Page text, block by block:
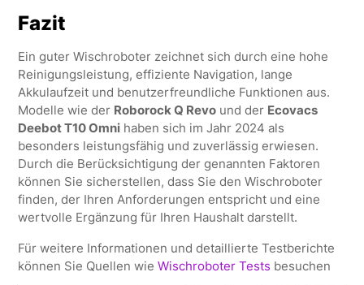
Fazit
Ein guter Wischroboter zeichnet sich durch eine hohe
Reinigungsleistung, effiziente Navigation, lange
Akkulaufzeit und benutzerfreundliche Funktionen aus.
Modelle wie der Roborock Q Revound der Ecovacs
Deebot T10 Omnihaben sich im Jahr 2024 als
besonders leistungsfähig und zuverlässig erwiesen.
Durch die Berücksichtigung der genannten Faktoren
können Sie sicherstellen, dass Sie den Wischroboter
finden, der Ihren Anforderungen entspricht und eine
wertvolle Ergänzung für Ihren Haushalt darstellt.
Für weitere Informationen und detaillierte Testberichte
können Sie Quellen wie Wischroboter Tests besuchen